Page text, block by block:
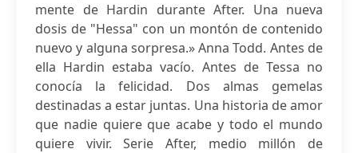
mente de Hardin durante After. Una nueva
dosis de "Hessa" con un montón de contenido
nuevo y alguna sorpresa.» Anna Todd. Antes de
ella Hardin estaba vacío. Antes de Tessa no
conocía la felicidad. Dos almas gemelas
destinadas a estar juntas. Una historia de amor
que nadie quiere que acabe y todo el mundo
quiere vivir. Serie After, medio millón de